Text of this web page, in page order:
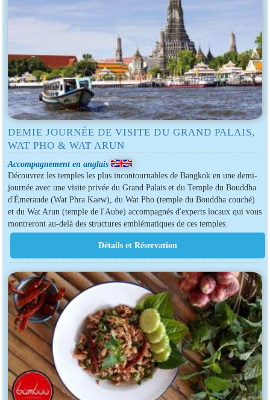
DEMIE JOURNÉE DE VISITE DU GRAND PALAIS,
WAT PHO & WAT ARUN
Accompagnement en anglais
Découvrez les temples les plus incontournables de Bangkok en une demi-
journée avec une visite privée du Grand Palais et du Temple du Bouddha
d'Émeraude (Wat Phra Kaew), du Wat Pho (temple du Bouddha couché)
et du Wat Arun (temple de l'Aube) accompagnés d'experts locaux qui vous
montreront au-delà des structures emblématiques de ces temples.